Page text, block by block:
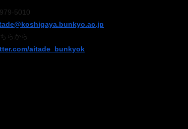
5010
ac.jp
ちらから
aitade_ bunkyok